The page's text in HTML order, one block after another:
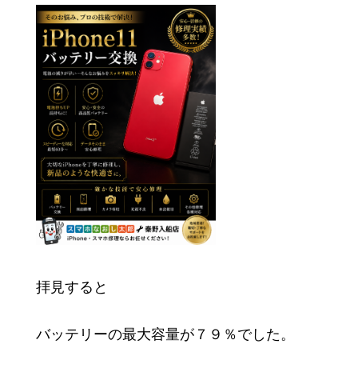
拝見すると
バッテリーの最大容量が７９％でした。